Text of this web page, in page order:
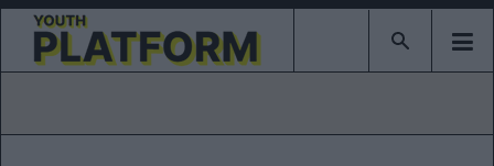
Type 2 or